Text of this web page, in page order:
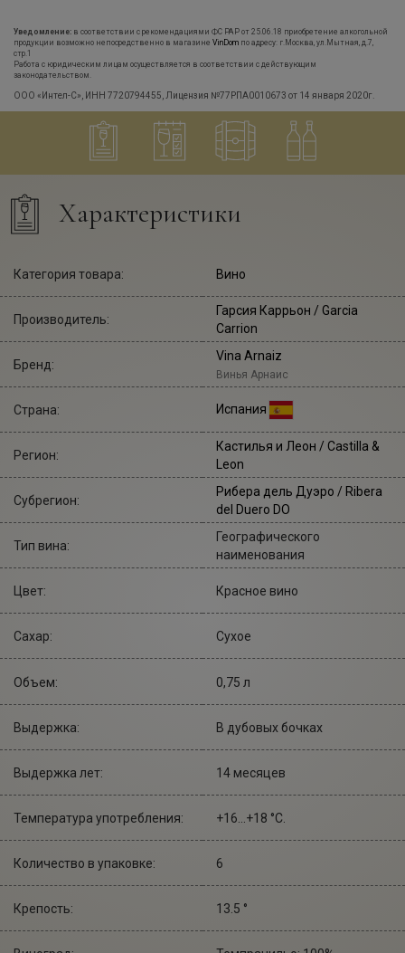
Уведомление: в соответствии с рекомендациями ФС РАР от 25.06.18 приобретение алкогольной
продукции возможно непосредственно в магазине VinDom по адресу: г.Москва, ул.Мытная, д.7,
стр.1
Работа с юридическим лицам осуществляется в соответствии с действующим
законодательством.
ООО «Интел-С», ИНН 7720794455, Лицензия №77РПА0010673 от 14 января 2020г.
Характеристики
Категория товара: Вино
Производитель:
Гарсия Каррьон / Garcia
Carrion
Бренд:
Vina Arnaiz
Винья Арнаис
Страна: Испания
Регион:
Кастилья и Леон / Castilla &
Leon
Субрегион:
Рибера дель Дуэро / Ribera
del Duero DO
Тип вина:
Географического
наименования
Цвет: Красное вино
Сахар: Сухое
Объем: 0,75 л
Выдержка: В дубовых бочках
Выдержка лет: 14 месяцев
Температура употребления: +16...+18 °С.
Количество в упаковке: 6
Крепость: 13.5 °